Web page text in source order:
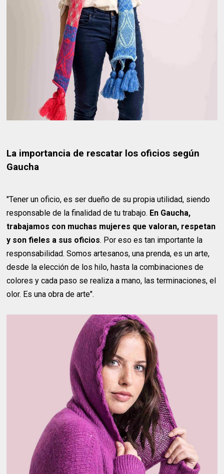
La importancia de rescatar los oficios según
Gaucha
"Tener un oficio, es ser dueño de su propia utilidad, siendo
responsable de la finalidad de tu trabajo. En Gaucha,
trabajamos con muchas mujeres que valoran, respetan
y son fieles a sus oficios. Por eso es tan importante la
responsabilidad. Somos artesanos, una prenda, es un arte,
desde la elección de los hilo, hasta la combinaciones de
colores y cada paso se realiza a mano, las terminaciones, el
olor. Es una obra de arte".